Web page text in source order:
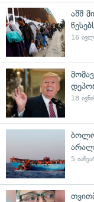
აშშ
16
18
ბოლო
5